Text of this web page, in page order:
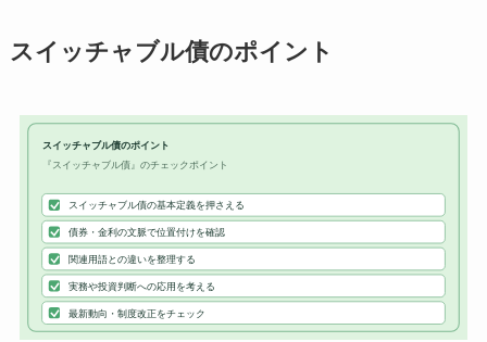
スイッチャブル債のポイント
スイッチャブル債のポイント
『スイッチャブル債』のチェックポイント
スイッチャブル債の基本定義を押さえる
債券・金利の文脈で位置付けを確認
関連用語との違いを整理する
実務や投資判断への応用を考える
最新動向・制度改正をチェック